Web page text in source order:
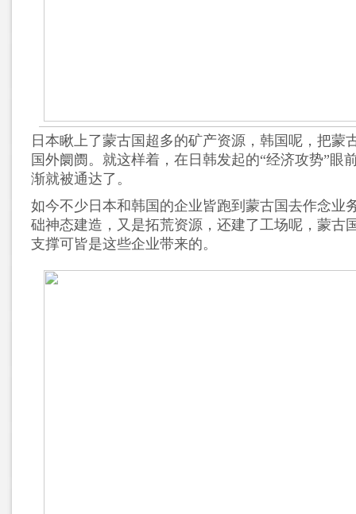
日本瞅上了蒙古国超多的矿产资源，韩国呢，把蒙
国外阛阓。就这样着，在日韩发起的“经济攻势”眼
渐就被通达了。
如今不少日本和韩国的企业皆跑到蒙古国去作念业
础神态建造，又是拓荒资源，还建了工场呢，蒙古
支撑可皆是这些企业带来的。